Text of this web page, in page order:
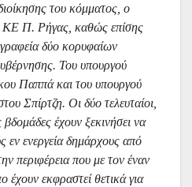
του κόμματος, ο
ΚΕ Π. Ρήγας, καθώς επίσης
γραφεία δύο κορυφαίων
Του υπουργού
Παππά και του υπουργού
Σπίρτζη. Οι δύο τελευταίοι,
έχουν ξεκινήσει να
εν ενεργεία δημάρχους από
περιφέρεια που με τον έναν
έχουν εκφραστεί θετικά για